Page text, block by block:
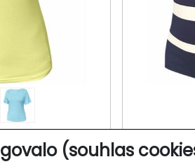
(souhlas
krátký rukáv
801